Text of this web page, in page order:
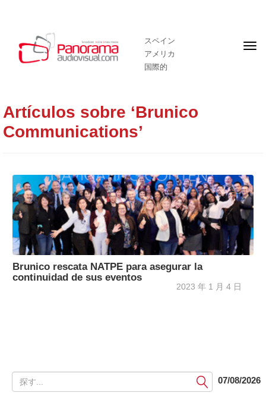
スペイン
アメリカ
国際的
フ
Artículos sobre ‘Brunico
Communications’
Brunico rescata NATPE para asegurar la
continuidad de sus eventos
2023 年 1 月 4 日
提
出
07/08/2026